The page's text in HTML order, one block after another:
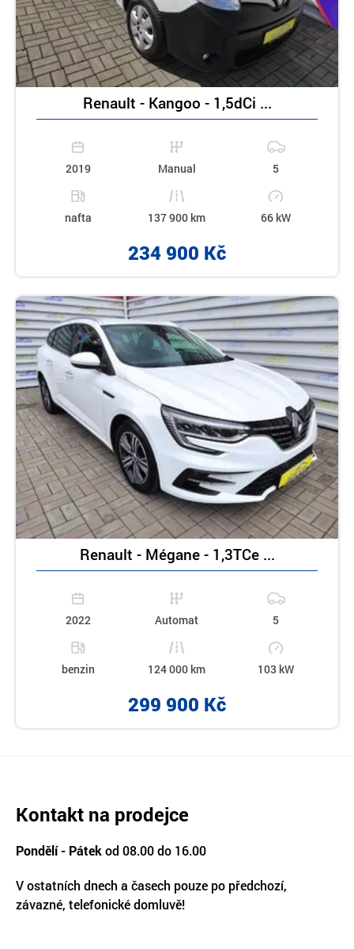
Renault - Kangoo - 1,5dCi ...
2019 Manual 5
nafta 137 900 km 66 kW
234 900 Kč
Renault - Mégane - 1,3TCe ...
2022 Automat 5
benzin 124 000 km 103 kW
299 900 Kč
Kontakt na prodejce
Pondělí - Pátek od 08.00 do 16.00
V ostatních dnech a časech pouze po předchozí,
závazné, telefonické domluvě!